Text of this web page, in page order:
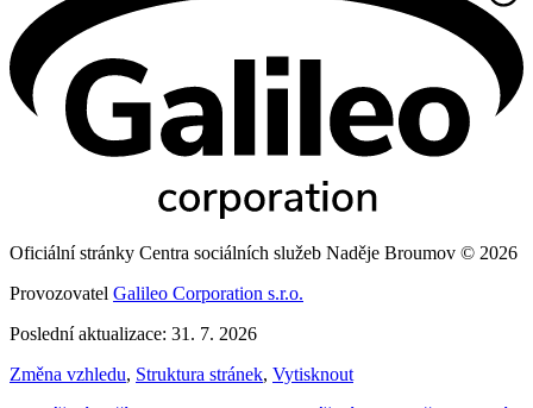
Oficiální stránky Centra sociálních služeb Naděje Broumov © 2026
Provozovatel Galileo Corporation s.r.o.
Poslední aktualizace: 31. 7. 2026
Změna vzhledu, Struktura stránek, Vytisknout